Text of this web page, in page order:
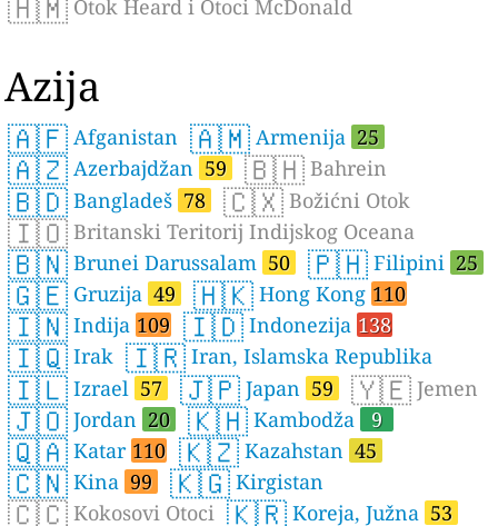
🇭🇲 Otok Heard i Otoci McDonald
Azija
🇦🇫 Afganistan 🇦🇲 Armenija 25
🇦🇿 Azerbajdžan 59 🇧🇭 Bahrein
🇧🇩 Bangladeš 78 🇨🇽 Božićni Otok
🇮🇴 Britanski Teritorij Indijskog Oceana
🇧🇳 Brunei Darussalam 50 🇵🇭 Filipini 25
🇬🇪 Gruzija 49 🇭🇰 Hong Kong 110
🇮🇳 Indija 109 🇮🇩 Indonezija 138
🇮🇶 Irak 🇮🇷 Iran, Islamska Republika
🇮🇱 Izrael 57 🇯🇵 Japan 59 🇾🇪 Jemen
🇯🇴 Jordan 20 🇰🇭 Kambodža 9
🇶🇦 Katar 110 🇰🇿 Kazahstan 45
🇨🇳 Kina 99 🇰🇬 Kirgistan
🇨🇨 Kokosovi Otoci 🇰🇷 Koreja, Južna 53